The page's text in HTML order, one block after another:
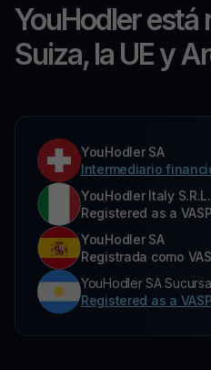
YouHodler está
Suiza, la UE y
YouHodler SA
Intermediario
YouHodler Italy S.R.L.
Registered as a
YouHodler SA
Registrada como
YouHodler SA
Registered as a